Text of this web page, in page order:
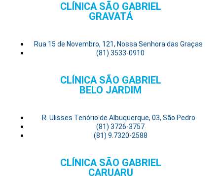
CLÍNICA SÃO GABRIEL
GRAVATÁ
Rua 15 de Novembro, 121, Nossa Senhora das Graças
(81) 3533-0910
CLÍNICA SÃO GABRIEL
BELO JARDIM
R. Ulisses Tenório de Albuquerque, 03, São Pedro
(81) 3726-3757
(81) 9.7320-2588
CLÍNICA SÃO GABRIEL
CARUARU